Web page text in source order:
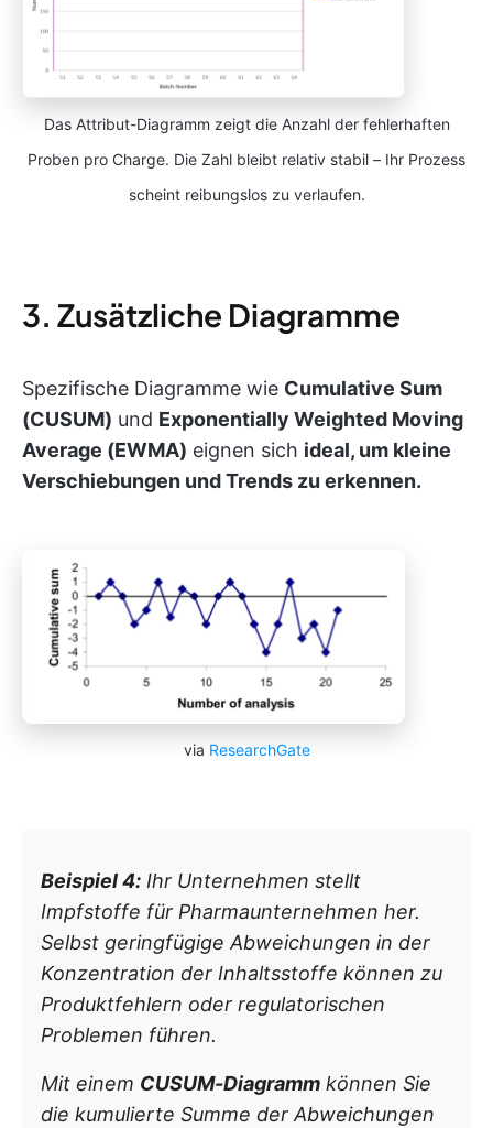
Das Attribut-Diagramm zeigt die Anzahl der fehlerhaften
Proben pro Charge. Die Zahl bleibt relativ stabil – Ihr Prozess
scheint reibungslos zu verlaufen.
3. Zusätzliche Diagramme
Spezifische Diagramme wie Cumulative Sum
(CUSUM) und Exponentially Weighted Moving
Average (EWMA) eignen sich ideal, um kleine
Verschiebungen und Trends zu erkennen.
via ResearchGate
Beispiel 4: Ihr Unternehmen stellt
Impfstoffe für Pharmaunternehmen her.
Selbst geringfügige Abweichungen in der
Konzentration der Inhaltsstoffe können zu
Produktfehlern oder regulatorischen
Problemen führen.
Mit einem CUSUM-Diagramm können Sie
die kumulierte Summe der Abweichungen